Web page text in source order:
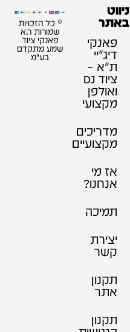
ניווט
באתר
פאנקי
דיג׳יי
ת"א –
ציוד DJ
ואולפן
מקצועי
מדריכים
מקצועיים
אז מי
אנחנו?
תמיכה
יצירת
קשר
תקנון
אתר
תקנון
© כל הזכויות
שמורות ר.א
פאנקי ציוד
שמע מתקדם
בע"מ